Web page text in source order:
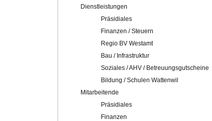
Dienstleistungen
Präsidiales
Finanzen / Steuern
Regio BV Westamt
Bau / Infrastruktur
Soziales / AHV / Betreuungsgutscheine
Bildung / Schulen Wattenwil
Mitarbeitende
Präsidiales
Finanzen